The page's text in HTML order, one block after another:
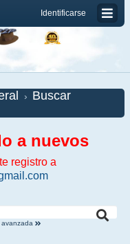
Identificarse
Buscar
a nuevos
registro a